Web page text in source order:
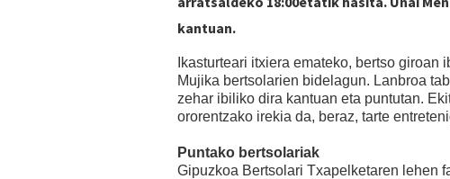
kantuan.
Ikasturteari itxiera emateko, bertso
Mujika bertsolarien bidelagun. Lanbroa
zehar ibiliko dira kantuan eta puntutan.
ororentzako irekia da, beraz, tarte
Puntako bertsolariak
Gipuzkoa Bertsolari Txapelketaren lehen